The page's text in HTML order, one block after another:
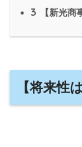
3 【新光商
【将来性